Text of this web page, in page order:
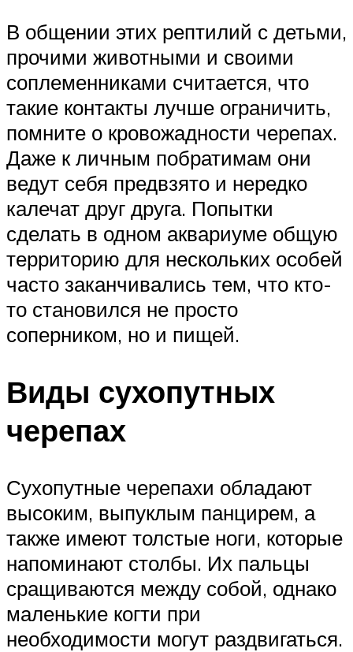
В общении этих рептилий с детьми,
прочими животными и своими
соплеменниками считается, что
такие контакты лучше ограничить,
помните о кровожадности черепах.
Даже к личным побратимам они
ведут себя предвзято и нередко
калечат друг друга. Попытки
сделать в одном аквариуме общую
территорию для нескольких особей
часто заканчивались тем, что кто-
то становился не просто
соперником, но и пищей.
Виды сухопутных
черепах
Сухопутные черепахи обладают
высоким, выпуклым панцирем, а
также имеют толстые ноги, которые
напоминают столбы. Их пальцы
сращиваются между собой, однако
маленькие когти при
необходимости могут раздвигаться.